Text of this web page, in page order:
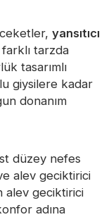
yansıtıcı
tarzda
tasarımlı
giysilere kadar
donanım
düzey nefes
alev geciktirici
alev geciktirici
adına